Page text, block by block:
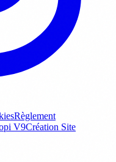
Règlement
V9Création Site